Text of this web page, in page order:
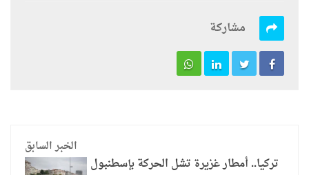
مشاركة
الخبر السابق
تركيا.. أمطار غزيرة تشل الحركة بإسطنبول